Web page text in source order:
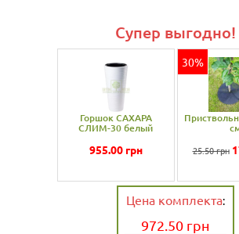
Супер выгодно!
Горшок САХАРА
СЛИМ-30 белый
955.00 грн
30%
25.50 грн
Цена комплекта:
972.50 грн